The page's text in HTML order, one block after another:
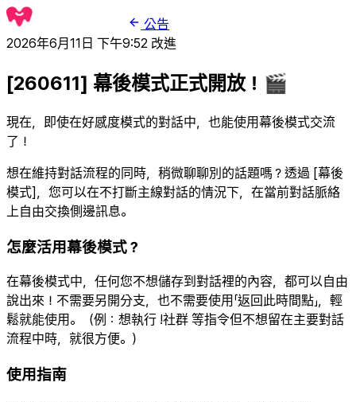
公告
2026年6月11日 下午9:52 改進
[260611] 幕後模式正式開放！🎬
現在，即使在好感度模式的對話中，也能使用幕後模式交流
了！
想在維持對話流程的同時，稍微聊聊別的話題嗎？透過 [幕後
模式]，您可以在不打斷主線對話的情況下，在當前對話脈絡
上自由交換側邊訊息。
怎麼活用幕後模式？
在幕後模式中，任何您不想儲存到對話裡的內容，都可以自由
說出來！不需要另開分支，也不需要使用「返回此時間點」，輕
鬆就能使用。（例：想執行 !社群 等指令但不想留在主要對話
流程中時，就很方便。）
使用指南